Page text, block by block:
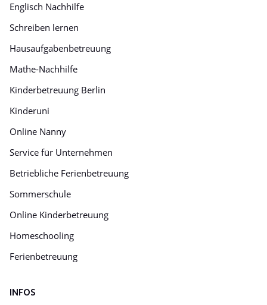
Englisch Nachhilfe
Schreiben lernen
Hausaufgabenbetreuung
Mathe-Nachhilfe
Kinderbetreuung Berlin
Kinderuni
Online Nanny
Service für Unternehmen
Betriebliche Ferienbetreuung
Sommerschule
Online Kinderbetreuung
Homeschooling
Ferienbetreuung
INFOS